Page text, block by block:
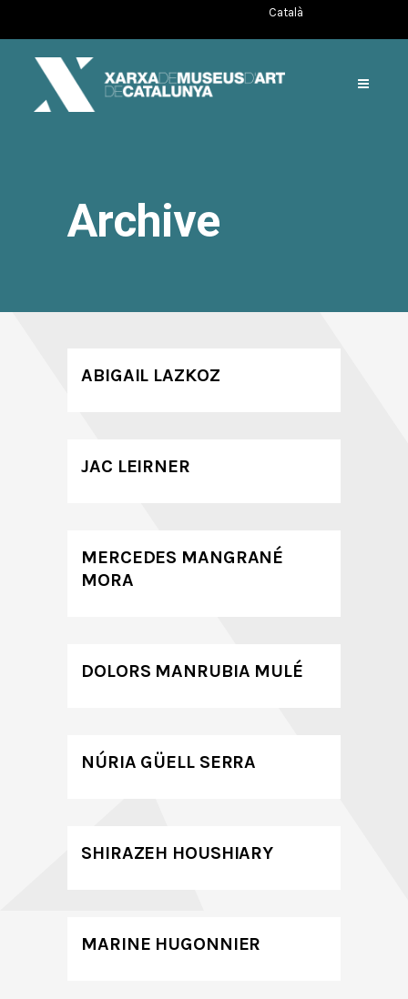
Català
Archive
ABIGAIL LAZKOZ
JAC LEIRNER
MERCEDES MANGRANÉ
MORA
DOLORS MANRUBIA MULÉ
NÚRIA GÜELL SERRA
SHIRAZEH HOUSHIARY
MARINE HUGONNIER